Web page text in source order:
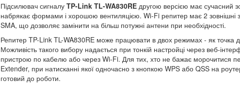
Підсилювач сигналу TP-Link TL-WA830RE другою версією має сучасний
набрякає формами і хорошою вентиляцією. Wi-Fi репитер має 2 зовнішні
SMA, що дозволяє замінити на більш потужні антени при необхідності.
Репитер TP-Link TL-WA830RE може працювати в двох режимах - як точка
Можливість такого вибору надається при тонкій настройці через веб-
пристрою по кабелю або через Wi-Fi. Для тих, хто не бажає морочитися
Extender, при натисканні якої одночасно з кнопкою WPS або QSS на
готовий до роботи.